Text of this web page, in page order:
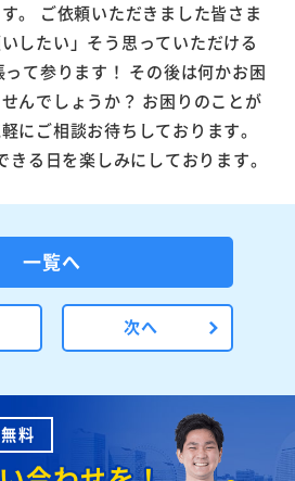
。 ご依頼いただきました皆さま
したい」そう思っていただける
て参ります！ その後は何かお困
んでしょうか？ お困りのことが
にご相談お待ちしております。
る日を楽しみにしております。
一覧へ
次へ
料